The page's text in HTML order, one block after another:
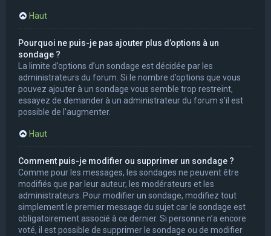
Haut
Pourquoi ne puis-je pas ajouter plus d’options à un
sondage ?
La limite d’options d’un sondage est décidée par les
administrateurs du forum. Si le nombre d’options que vous
pouvez ajouter à un sondage vous semble trop restreint,
essayez de demander à un administrateur du forum s’il est
possible de l’augmenter.
Haut
Comment puis-je modifier ou supprimer un sondage ?
Comme pour les messages, les sondages ne peuvent être
modifiés que par leur auteur, les modérateurs et les
administrateurs. Pour modifier un sondage, modifiez tout
simplement le premier message du sujet car le sondage est
obligatoirement associé à ce dernier. Si personne n’a encore
voté, il est possible de supprimer le sondage ou de modifier